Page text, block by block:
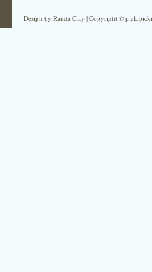
Design by Randa Clay | Copyright ©